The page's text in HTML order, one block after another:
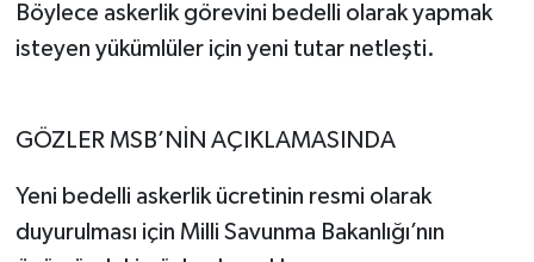
Böylece askerlik görevini bedelli olarak yapmak
isteyen yükümlüler için yeni tutar netleşti.
GÖZLER MSB’NİN AÇIKLAMASINDA
Yeni bedelli askerlik ücretinin resmi olarak
duyurulması için Milli Savunma Bakanlığı’nın